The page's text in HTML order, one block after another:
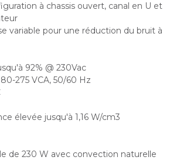
à chassis ouvert, canal en U et
variable pour une réduction du bruit à
92% @ 230Vac
275 VCA, 50/60 Hz
élevée jusqu'à 1,16 W/cm3
de 230 W avec convection naturelle